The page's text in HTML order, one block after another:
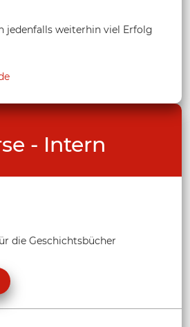
jedenfalls weiterhin viel Erfolg
- Intern
die Geschichtsbücher